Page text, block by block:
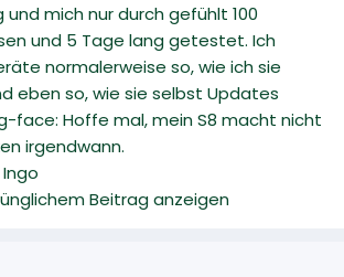
und mich nur durch gefühlt 100
und 5 Tage lang getestet. Ich
normalerweise so, wie ich sie
eben so, wie sie selbst Updates
face: Hoffe mal, mein S8 macht nicht
irgendwann.
Beitrag anzeigen